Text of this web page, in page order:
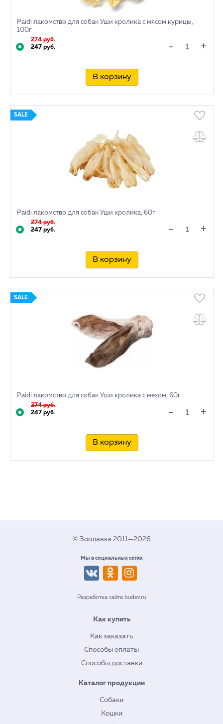
Paidi лакомство для собак Уши кролика с мясом курицы,
100г
274 руб.
247 руб.
- +
В корзину
SALE
Paidi лакомство для собак Уши кролика, 60г
274 руб.
247 руб.
- +
В корзину
SALE
Paidi лакомство для собак Уши кролика с мехом, 60г
274 руб.
247 руб.
- +
В корзину
© Зоолавка 2011—2026
Мы в социальных сетях
Разработка сайта budev.ru
Как купить
Как заказать
Способы оплаты
Способы доставки
Каталог продукции
Собаки
Кошки